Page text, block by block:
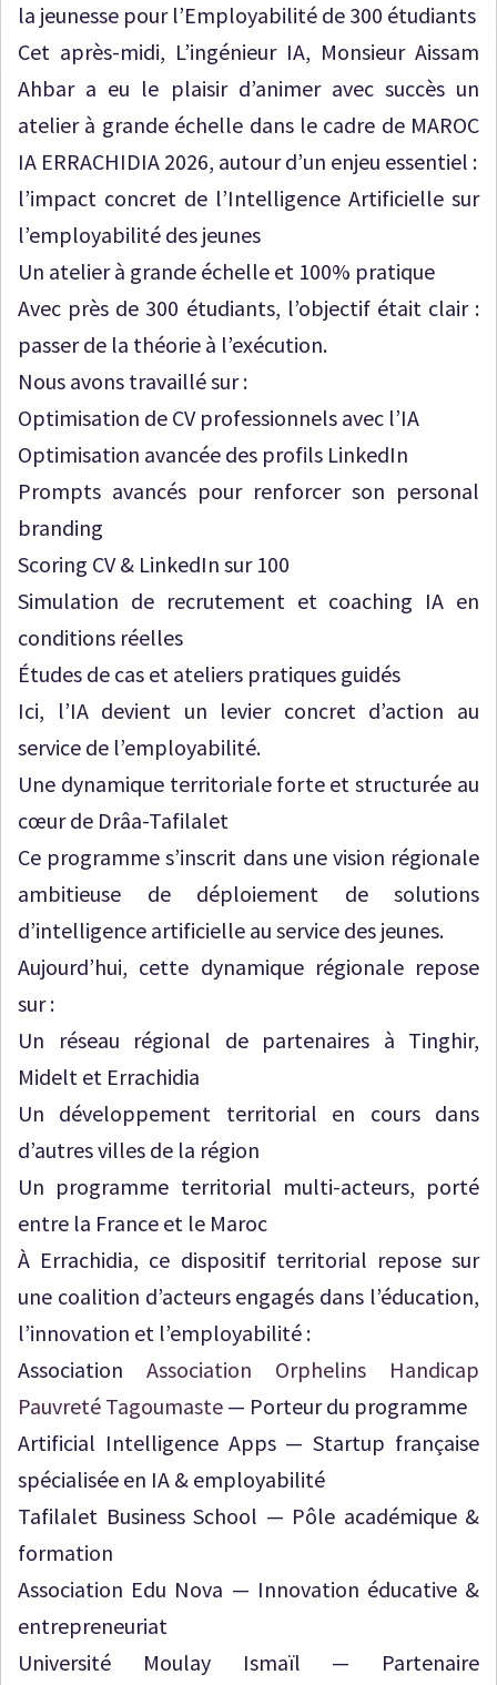
la jeunesse pour l’Employabilité de 300 étudiants
Cet après-midi, L’ingénieur IA, Monsieur Aissam
Ahbar a eu le plaisir d’animer avec succès un
atelier à grande échelle dans le cadre de MAROC
IA ERRACHIDIA 2026, autour d’un enjeu essentiel :
l’impact concret de l’Intelligence Artificielle sur
l’employabilité des jeunes
Un atelier à grande échelle et 100% pratique
Avec près de 300 étudiants, l’objectif était clair :
passer de la théorie à l’exécution.
Nous avons travaillé sur :
Optimisation de CV professionnels avec l’IA
Optimisation avancée des profils LinkedIn
Prompts avancés pour renforcer son personal
branding
Scoring CV & LinkedIn sur 100
Simulation de recrutement et coaching IA en
conditions réelles
Études de cas et ateliers pratiques guidés
Ici, l’IA devient un levier concret d’action au
service de l’employabilité.
Une dynamique territoriale forte et structurée au
cœur de Drâa-Tafilalet
Ce programme s’inscrit dans une vision régionale
ambitieuse de déploiement de solutions
d’intelligence artificielle au service des jeunes.
Aujourd’hui, cette dynamique régionale repose
sur :
Un réseau régional de partenaires à Tinghir,
Midelt et Errachidia
Un développement territorial en cours dans
d’autres villes de la région
Un programme territorial multi-acteurs, porté
entre la France et le Maroc
À Errachidia, ce dispositif territorial repose sur
une coalition d’acteurs engagés dans l’éducation,
l’innovation et l’employabilité :
Association Association Orphelins Handicap
Pauvreté Tagoumaste — Porteur du programme
Artificial Intelligence Apps — Startup française
spécialisée en IA & employabilité
Tafilalet Business School — Pôle académique &
formation
Association Edu Nova — Innovation éducative &
entrepreneuriat
Université Moulay Ismaïl — Partenaire